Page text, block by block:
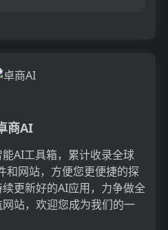
商AI
AI工具箱，累计收录全球
和网站，方便您更便捷的探
更新好的AI应用，力争做全
站，欢迎您成为我们的一